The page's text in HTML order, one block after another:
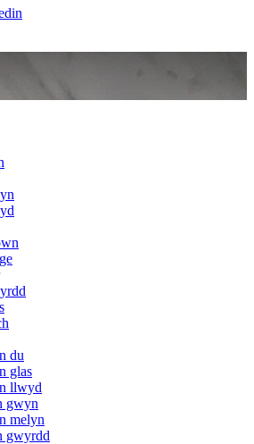
du
glas
llwyd
gwyn
melyn
gwyrdd